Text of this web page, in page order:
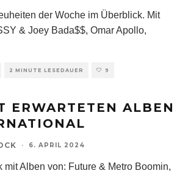
der Woche im Überblick. Mit
& Joey Bada$$, Omar Apollo,
2 MINUTE LESEDAUER 9
ERWARTETEN ALBEN
· 6. APRIL 2024
mit Alben von: Future & Metro Boomin,